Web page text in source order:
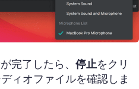
完了したら、 停止をクリ
ィオファイルを確認しま